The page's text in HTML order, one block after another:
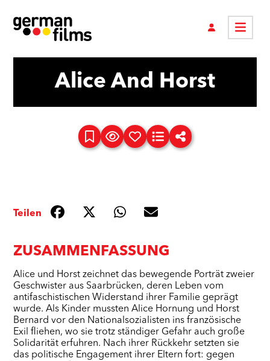
Alice And Horst
ZUSAMMENFASSUNG
Alice und Horst zeichnet das bewegende Porträt zweier
Geschwister aus Saarbrücken, deren Leben vom
antifaschistischen Widerstand ihrer Familie geprägt
wurde. Als Kinder mussten Alice Hornung und Horst
Bernard vor den Nationalsozialisten ins französische
Exil fliehen, wo sie trotz ständiger Gefahr auch große
Solidarität erfuhren. Nach ihrer Rückkehr setzten sie
das politische Engagement ihrer Eltern fort: gegen
Teilen